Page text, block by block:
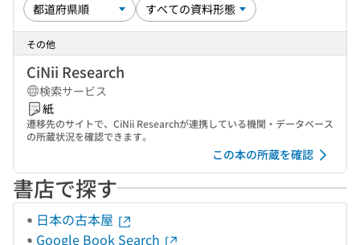
その他
CiNii Research
検索サービス
紙
遷移先のサイトで、CiNii Researchが連携している機関・データベース
の所蔵状況を確認できます。
この本の所蔵を確認
書店で探す
日本の古本屋
Google Book Search